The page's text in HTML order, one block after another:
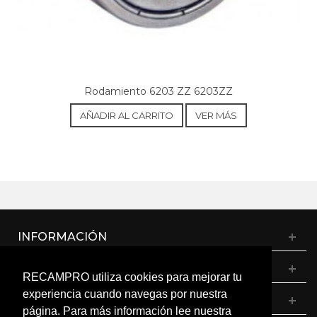
RECAMPRO utiliza cookies para mejorar tu
experiencia cuando navegas por nuestra
página. Para más información lee nuestra
Rodamiento 6203 ZZ 6203ZZ
AÑADIR AL CARRITO VER MÁS
INFORMACIÓN
MI CUENTA